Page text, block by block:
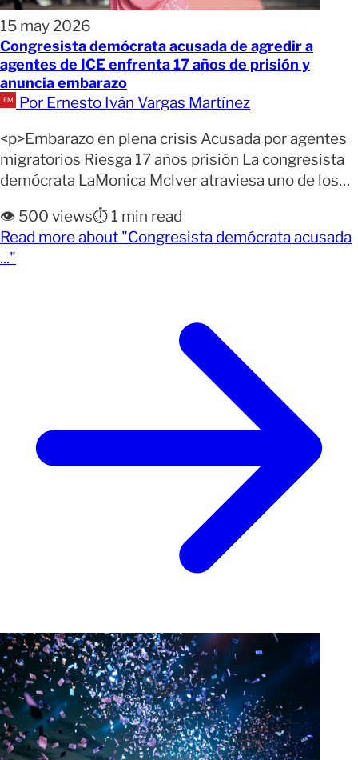
15 may 2026
Congresista demócrata acusada de agredir a
agentes de ICE enfrenta 17 años de prisión y
anuncia embarazo
Por Ernesto Iván Vargas Martínez
<p>Embarazo en plena crisis Acusada por agentes
migratorios Riesga 17 años prisión La congresista
demócrata LaMonica Mclver atraviesa uno de los
política. La legisladora reveló a la revista People
que está embarazada de su segundo hijo mientras
enfrenta cargos federales por presuntamente
👁️ 500 views⏱️ 1 min read
Read more about "Congresista demócrata acusada
..."